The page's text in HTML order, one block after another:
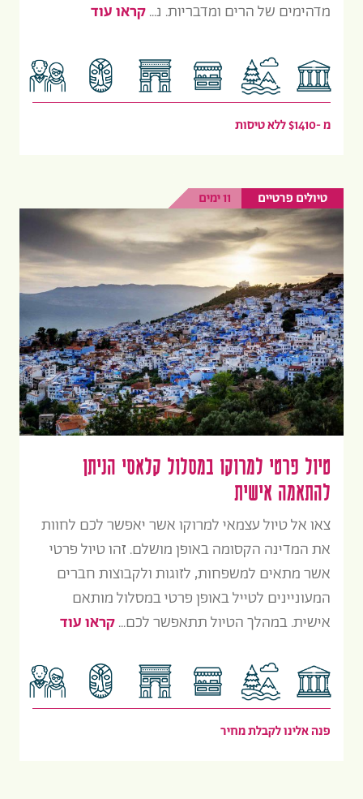
מדהימים של הרים ומדבריות. נ...קראו עוד
מ -$1410 ללא טיסות
טיולים פרטיים 11 ימים
טיול פרטי למרוקו במסלול קלאסי הניתן
להתאמה אישית
צאו אל טיול עצמאי למרוקו אשר יאפשר לכם לחוות
את המדינה הקסומה באופן מושלם. זהו טיול פרטי
אשר מתאים למשפחות, לזוגות ולקבוצות חברים
המעוניינים לטייל באופן פרטי במסלול מותאם
אישית. במהלך הטיול תתאפשר לכם...קראו עוד
פנה אלינו לקבלת מחיר